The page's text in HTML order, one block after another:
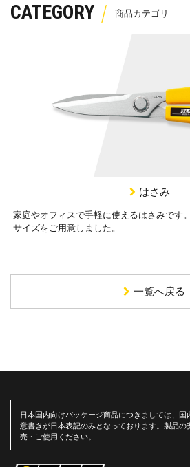
CATEGORY
はさみ
家庭やオフィスで手軽に使えるはさみです
サイズをご用意しました。
一覧へ戻る
日本国内向けパッケージ商品につきましては、
意書きが日本表記のみとなっております。製品の
売・ご使用ください。